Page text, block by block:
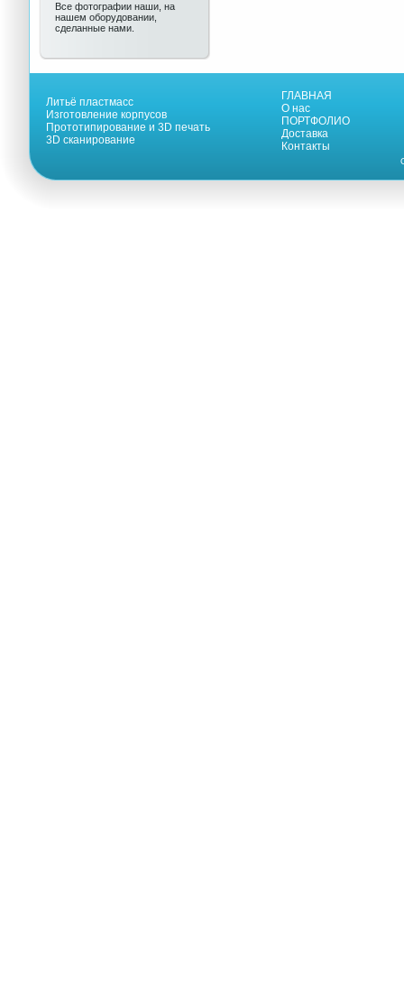
Все фотографии наши, на
нашем оборудовании,
сделанные нами.
Литьё пластмасс
Изготовление корпусов
Прототипирование и 3D печать
3D сканирование
ГЛАВНАЯ
О нас
ПОРТФОЛИО
Доставка
Контакты